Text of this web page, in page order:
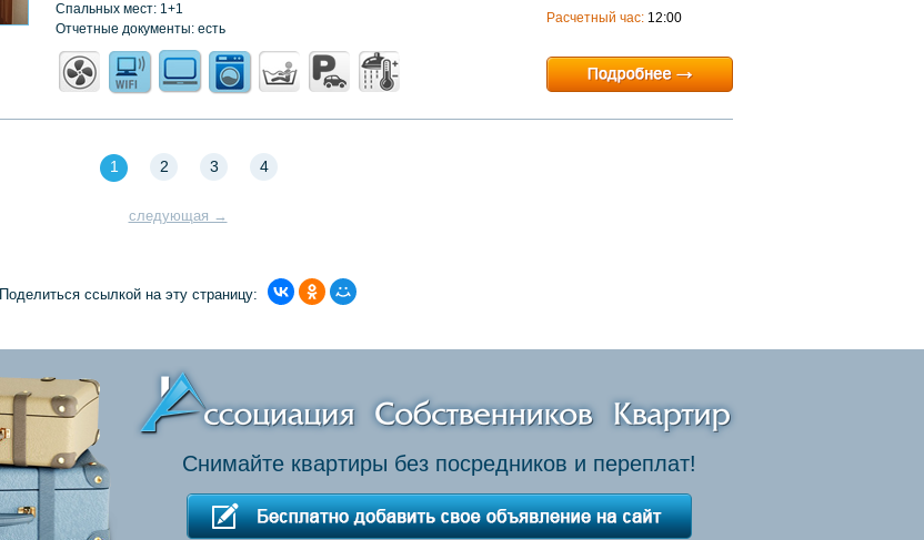
Спальных мест: 1+1
Отчетные документы: есть
Расчетный час: 12:00
1 2 3 4
следующая →
Поделиться ссылкой на эту страницу:
Снимайте квартиры без посредников и переплат!